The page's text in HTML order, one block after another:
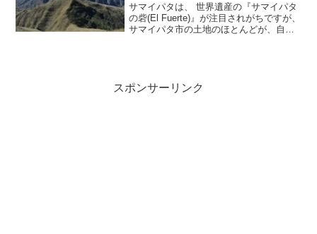
サマイパタは、 世界遺産の『サマイパタ
の砦(El Fuerte)』が注目されがちですが、
サマイパタ市の土地のほとんどが、自然
Andes』もあります。
スポンサーリンク